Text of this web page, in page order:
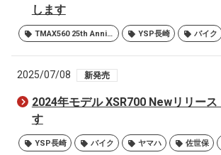
します
TMAX560 25th Anniversary ABS YSP長崎 バイク
2025/07/08 新発売
2024年モデル XSR700 Newリリー
す
YSP長崎 バイク ヤマハ 佐世保